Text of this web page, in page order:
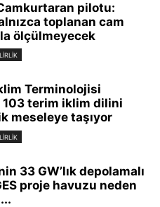
pilotu:
toplanan cam
ölçülmeyecek
Terminolojisi
103 terim iklim dilini
meseleye taşıyor
33 GW’lık depolamalı
proje havuzu neden